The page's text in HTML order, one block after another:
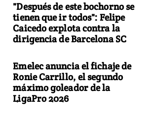
"Después de este bochorno se
tienen que ir todos": Felipe
Caicedo explota contra la
dirigencia de Barcelona SC
Emelec anuncia el fichaje de
Ronie Carrillo, el segundo
máximo goleador de la
LigaPro 2026